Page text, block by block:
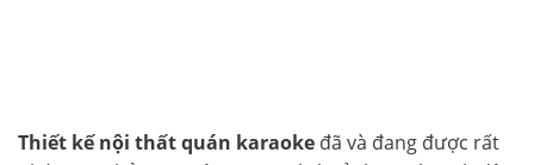
Thiết kế nội thất quán karaoke đã và đang được rất